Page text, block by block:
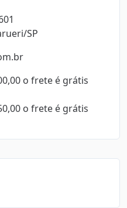
SP
o frete é grátis
o frete é grátis